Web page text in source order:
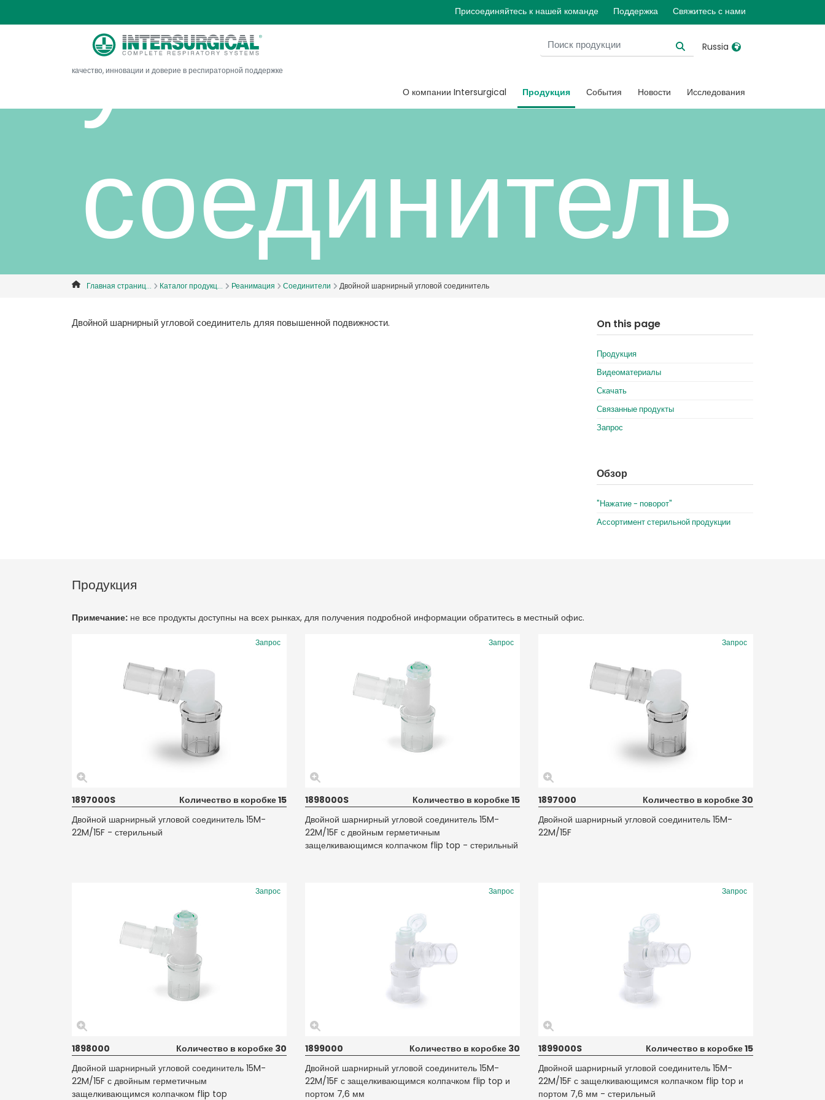
Присоединяйтесь к нашей команде Поддержка Свяжитесь с нами
качество, инновации и доверие в респираторной поддержке
Russia
United States
Canada, English
Canada, Français
China
Denmark
France
Italia
Nederlands
Norway
Russia
International English
О компании Intersurgical Продукция События Новости Исследования
угловой
соединитель
Главная страниц... Каталог продукц... Реанимация Соединители Двойной шарнирный угловой соединитель
Двойной шарнирный угловой соединитель дляя повышенной подвижности. On this page
Продукция
Видеоматериалы
Скачать
Связанные продукты
Запрос
Обзор
"Нажатие - поворот"
Ассортимент стерильной продукции
Продукция
Примечание: не все продукты доступны на всех рынках, для получения подробной информации обратитесь в местный офис.
Запрос
1897000S
Количество в коробке 15
Двойной шарнирный угловой соединитель 15M-
22M/15F - стерильный
Запрос
1898000S
Количество в коробке 15
Двойной шарнирный угловой соединитель 15M-
22M/15F с двойным герметичным
защелкивающимся колпачком flip top - стерильный
Запрос
1897000
Количество в коробке 30
Двойной шарнирный угловой соединитель 15M-
22M/15F
Запрос
1898000
Количество в коробке 30
Двойной шарнирный угловой соединитель 15M-
22M/15F с двойным герметичным
защелкивающимся колпачком flip top
Запрос
1899000
Количество в коробке 30
Двойной шарнирный угловой соединитель 15M-
22M/15F с защелкивающимся колпачком flip top и
портом 7,6 мм
Запрос
1899000S
Количество в коробке 15
Двойной шарнирный угловой соединитель 15M-
22M/15F с защелкивающимся колпачком flip top и
портом 7,6 мм - стерильный